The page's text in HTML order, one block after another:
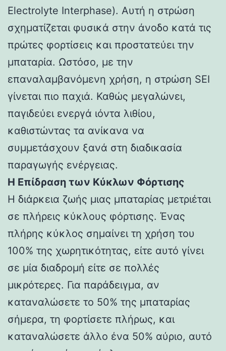
Electrolyte Interphase). Αυτή η στρώση
σχηματίζεται φυσικά στην άνοδο κατά τις
πρώτες φορτίσεις και προστατεύει την
μπαταρία. Ωστόσο, με την
επαναλαμβανόμενη χρήση, η στρώση SEI
γίνεται πιο παχιά. Καθώς μεγαλώνει,
παγιδεύει ενεργά ιόντα λιθίου,
καθιστώντας τα ανίκανα να
συμμετάσχουν ξανά στη διαδικασία
παραγωγής ενέργειας.
Η Επίδραση των Κύκλων Φόρτισης
Η διάρκεια ζωής μιας μπαταρίας μετριέται
σε πλήρεις κύκλους φόρτισης. Ένας
πλήρης κύκλος σημαίνει τη χρήση του
100% της χωρητικότητας, είτε αυτό γίνει
σε μία διαδρομή είτε σε πολλές
μικρότερες. Για παράδειγμα, αν
καταναλώσετε το 50% της μπαταρίας
σήμερα, τη φορτίσετε πλήρως, και
καταναλώσετε άλλο ένα 50% αύριο, αυτό